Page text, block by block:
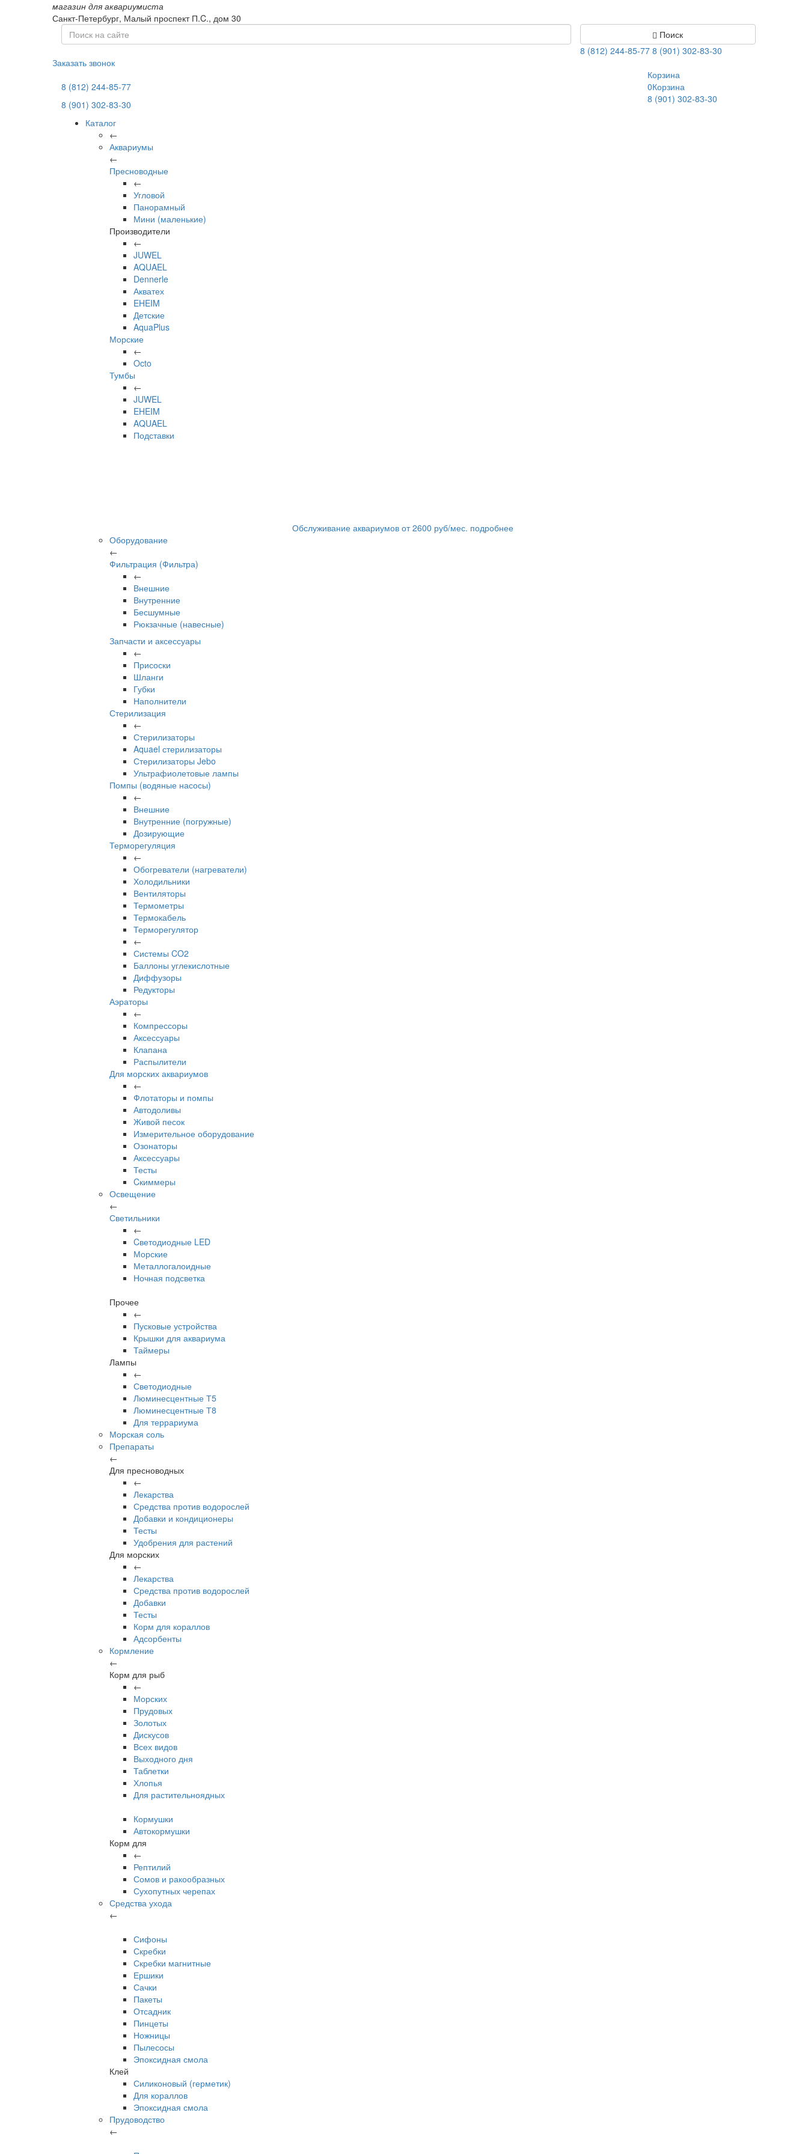
магазин для аквариумиста
Санкт-Петербург, Малый проспект П.C., дом 30
Поиск
8 (812) 244-85-77 8 (901) 302-83-30
Заказать звонок
8 (812) 244-85-77
8 (901) 302-83-30
Каталог
←
Аквариумы
←
Пресноводные
←
Угловой
Панорамный
Мини (маленькие)
Производители
←
JUWEL
AQUAEL
Dennerle
Акватех
EHEIM
Детские
AquaPlus
Морские
←
Octo
Тумбы
←
JUWEL
EHEIM
AQUAEL
Подставки
Обслуживание аквариумов от2600 руб/мес. подробнее
Оборудование
←
Фильтрация (Фильтра)
←
Внешние
Внутренние
Бесшумные
Рюкзачные (навесные)
Запчасти и аксессуары
←
Присоски
Шланги
Губки
Наполнители
Стерилизация
←
Стерилизаторы
Aquael стерилизаторы
Стерилизаторы Jebo
Ультрафиолетовые лампы
Помпы (водяные насосы)
←
Внешние
Внутренние (погружные)
Дозирующие
Терморегуляция
←
Обогреватели (нагреватели)
Холодильники
Вентиляторы
Термометры
Термокабель
Терморегулятор
←
Системы CO2
Баллоны углекислотные
Диффузоры
Редукторы
Аэраторы
←
Компрессоры
Аксессуары
Клапана
Распылители
Для морских аквариумов
←
Флотаторы и помпы
Автодоливы
Живой песок
Измерительное оборудование
Озонаторы
Аксессуары
Тесты
Cкиммеры
Освещение
←
Светильники
←
Cветодиодные LED
Морские
Металлогалоидные
Ночная подсветка
Прочее
←
Пусковые устройства
Крышки для аквариума
Таймеры
Лампы
←
Светодиодные
Люминесцентные Т5
Люминесцентные Т8
Для террариума
Морская соль
Препараты
←
Для пресноводных
←
Лекарства
Средства против водорослей
Добавки и кондиционеры
Тесты
Удобрения для растений
Для морских
←
Лекарства
Средства против водорослей
Добавки
Тесты
Корм для кораллов
Адсорбенты
Кормление
←
Корм для рыб
←
Морских
Прудовых
Золотых
Дискусов
Всех видов
Выходного дня
Таблетки
Хлопья
Для растительноядных
Кормушки
Автокормушки
Корм для
←
Рептилий
Сомов и ракообразных
Сухопутных черепах
Средства ухода
←
Сифоны
Скребки
Скребки магнитные
Ершики
Сачки
Пакеты
Отсадник
Пинцеты
Ножницы
Пылесосы
Эпоксидная смола
Клей
Силиконовый (герметик)
Для кораллов
Эпоксидная смола
Прудоводство
←
Корзина
0Корзина
8 (901) 302-83-30